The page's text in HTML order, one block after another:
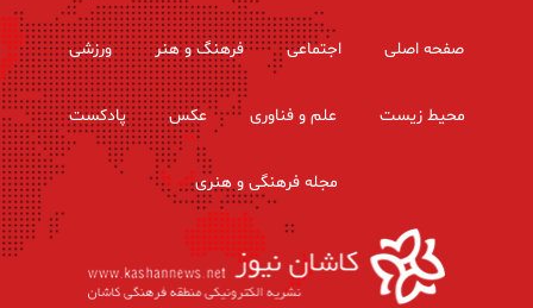
صفحه اصلی اجتماعی فرهنگ و هنر ورزشی
محیط زیست علم و فناوری عکس پادکست
مجله فرهنگی و هنری